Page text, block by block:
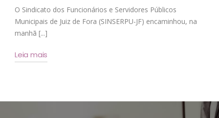
O Sindicato dos Funcionários e Servidores Públicos
Municipais de Juiz de Fora (SINSERPU-JF) encaminhou, na
manhã [...]
Leia mais